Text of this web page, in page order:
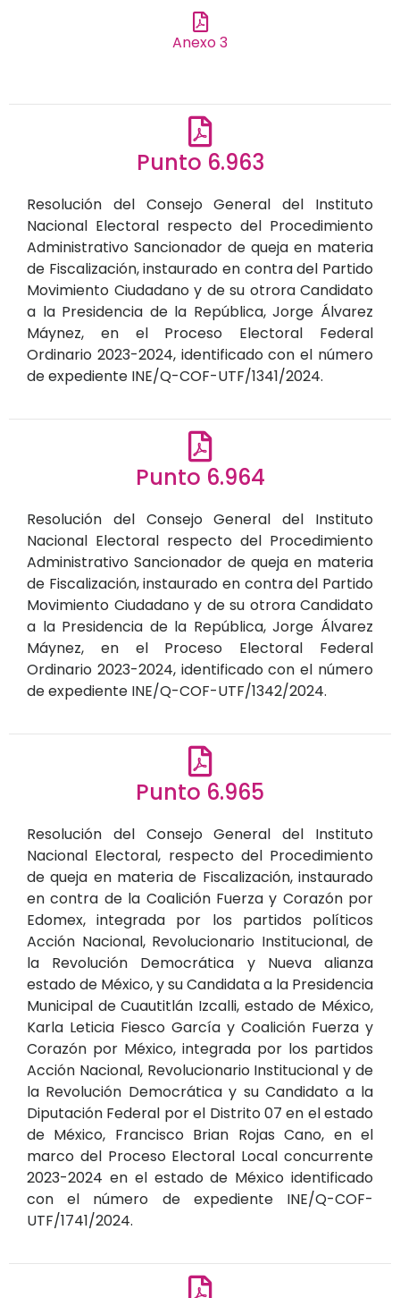
Anexo 3
Punto 6.963
Resolución del Consejo General del Instituto
Nacional Electoral respecto del Procedimiento
Administrativo Sancionador de queja en materia
de Fiscalización, instaurado en contra del Partido
Movimiento Ciudadano y de su otrora Candidato
a la Presidencia de la República, Jorge Álvarez
Máynez, en el Proceso Electoral Federal
Ordinario 2023-2024, identificado con el número
de expediente INE/Q-COF-UTF/1341/2024.
Punto 6.964
Resolución del Consejo General del Instituto
Nacional Electoral respecto del Procedimiento
Administrativo Sancionador de queja en materia
de Fiscalización, instaurado en contra del Partido
Movimiento Ciudadano y de su otrora Candidato
a la Presidencia de la República, Jorge Álvarez
Máynez, en el Proceso Electoral Federal
Ordinario 2023-2024, identificado con el número
de expediente INE/Q-COF-UTF/1342/2024.
Punto 6.965
Resolución del Consejo General del Instituto
Nacional Electoral, respecto del Procedimiento
de queja en materia de Fiscalización, instaurado
en contra de la Coalición Fuerza y Corazón por
Edomex, integrada por los partidos políticos
Acción Nacional, Revolucionario Institucional, de
la Revolución Democrática y Nueva alianza
estado de México, y su Candidata a la Presidencia
Municipal de Cuautitlán Izcalli, estado de México,
Karla Leticia Fiesco García y Coalición Fuerza y
Corazón por México, integrada por los partidos
Acción Nacional, Revolucionario Institucional y de
la Revolución Democrática y su Candidato a la
Diputación Federal por el Distrito 07 en el estado
de México, Francisco Brian Rojas Cano, en el
marco del Proceso Electoral Local concurrente
2023-2024 en el estado de México identificado
con el número de expediente INE/Q-COF-
UTF/1741/2024.